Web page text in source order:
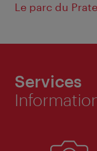
Le parc du
Services